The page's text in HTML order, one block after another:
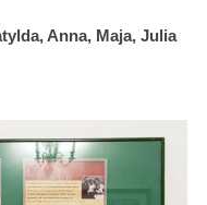
Anna, Maja, Julia